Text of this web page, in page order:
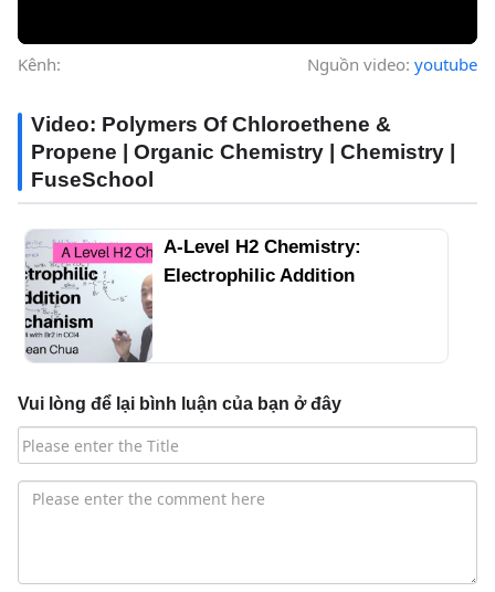
Kênh: Nguồn video: youtube
Video: Polymers Of Chloroethene &
Propene | Organic Chemistry | Chemistry |
FuseSchool
A-Level H2 Chemistry:
Electrophilic Addition
Vui lòng để lại bình luận của bạn ở đây